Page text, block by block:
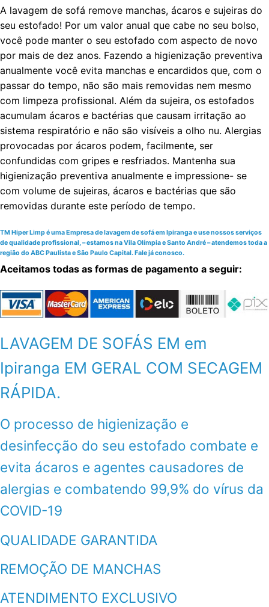
A lavagem de sofá remove manchas, ácaros e sujeiras do
seu estofado! Por um valor anual que cabe no seu bolso,
você pode manter o seu estofado com aspecto de novo
por mais de dez anos. Fazendo a higienização preventiva
anualmente você evita manchas e encardidos que, com o
passar do tempo, não são mais removidas nem mesmo
com limpeza profissional. Além da sujeira, os estofados
acumulam ácaros e bactérias que causam irritação ao
sistema respiratório e não são visíveis a olho nu. Alergias
provocadas por ácaros podem, facilmente, ser
confundidas com gripes e resfriados. Mantenha sua
higienização preventiva anualmente e impressione- se
com volume de sujeiras, ácaros e bactérias que são
removidas durante este período de tempo.
TM Hiper Limp é uma Empresa de lavagem de sofá em Ipiranga e use nossos serviços
de qualidade profissional, – estamos na Vila Olímpia e Santo André – atendemos toda a
região do ABC Paulista e São Paulo Capital. Fale já conosco.
Aceitamos todas as formas de pagamento a seguir:
LAVAGEM DE SOFÁS EM em
Ipiranga EM GERAL COM SECAGEM
RÁPIDA.
O processo de higienização e
desinfecção do seu estofado combate e
evita ácaros e agentes causadores de
alergias e combatendo 99,9% do vírus da
COVID-19
QUALIDADE GARANTIDA
REMOÇÃO DE MANCHAS
ATENDIMENTO EXCLUSIVO